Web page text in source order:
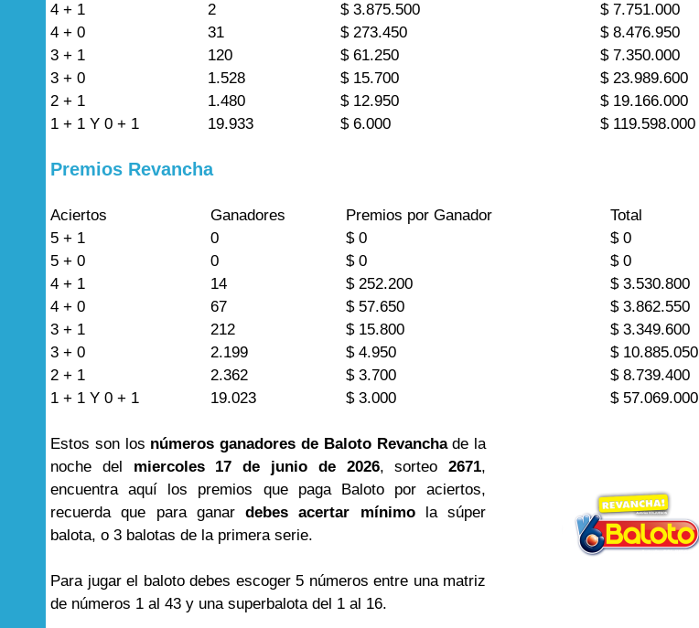
4 + 1
2 $ 3.875.500
$ 7.751.000
4 + 0
31 $ 273.450
$ 8.476.950
3 + 1
120 $ 61.250
$ 7.350.000
3 + 0
1.528 $ 15.700
$ 23.989.600
2 + 1
1.480 $ 12.950
$ 19.166.000
1 + 1 Y 0 + 1
19.933 $ 6.000 $ 119.598.000
Premios Revancha
Aciertos Ganadores Premios por Ganador
Total
5 + 1
0 $ 0
$ 0
5 + 0
0 $ 0
$ 0
4 + 1
14 $ 252.200
$ 3.530.800
4 + 0
67 $ 57.650
$ 3.862.550
3 + 1
212 $ 15.800
$ 3.349.600
3 + 0
2.199 $ 4.950
$ 10.885.050
2 + 1
2.362 $ 3.700
$ 8.739.400
1 + 1 Y 0 + 1
19.023 $ 3.000 $ 57.069.000
Estos son los números ganadores de Baloto Revanchade la
noche del miercoles 17 de junio de 2026, sorteo2671,
encuentra aquí los premios que paga Baloto por aciertos,
recuerda que para ganardebes acertar mínimola súper
balota, o 3 balotas de la primera serie.
Para jugar el baloto debes escoger 5 números entre una matriz
de números 1 al 43 y una superbalota del 1 al 16.